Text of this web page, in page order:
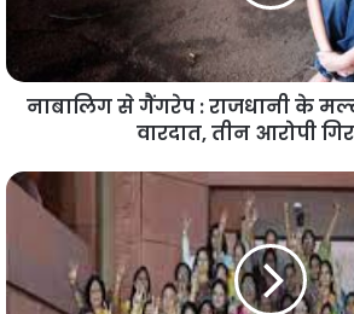
नाबालिग से गैंगरेप : राजधानी के
वारदात, तीन आरोपी